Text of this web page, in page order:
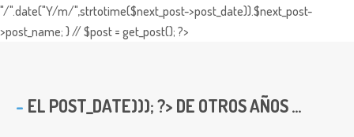
"/".date("Y/m/",strtotime($next_post->post_date)).$next_post-
>post_name; } // $post = get_post(); ?>
EL POST_DATE))); ?> DE OTROS AÑOS ...